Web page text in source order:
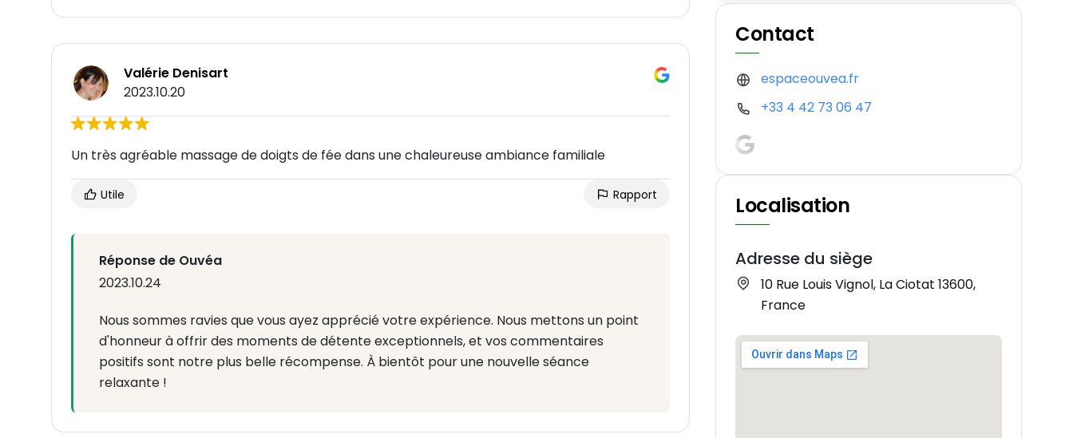
Valérie Denisart
2023.10.20
Un très agréable massage de doigts de fée dans une chaleureuse ambiance familiale
Utile Rapport
Réponse de Ouvéa
2023.10.24
Nous sommes ravies que vous ayez apprécié votre expérience. Nous mettons un point
d'honneur à offrir des moments de détente exceptionnels, et vos commentaires
positifs sont notre plus belle récompense. À bientôt pour une nouvelle séance
relaxante !
Contact
espaceouvea.fr
+33 4 42 73 06 47
Localisation
Adresse du siège
10 Rue Louis Vignol, La Ciotat 13600,
France